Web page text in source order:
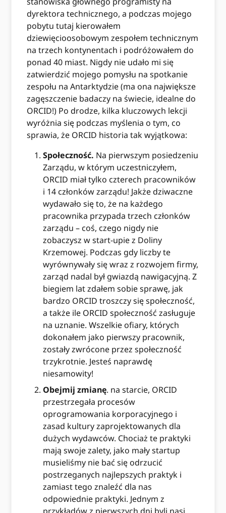
dyrektora technicznego, a podczas mojego
pobytu tutaj kierowałem
dziewięcioosobowym zespołem technicznym
na trzech kontynentach i podróżowałem do
ponad 40 miast. Nigdy nie udało mi się
zatwierdzić mojego pomysłu na spotkanie
zespołu na Antarktydzie (ma ona największe
zagęszczenie badaczy na świecie, idealne do
ORCID!) Po drodze, kilka kluczowych lekcji
wyróżnia się podczas myślenia o tym, co
sprawia, że ORCID historia tak wyjątkowa:
Społeczność. Na pierwszym posiedzeniu
Zarządu, w którym uczestniczyłem,
ORCID miał tylko czterech pracowników
i 14 członków zarządu! Jakże dziwaczne
wydawało się to, że na każdego
pracownika przypada trzech członków
zarządu – coś, czego nigdy nie
zobaczysz w start-upie z Doliny
Krzemowej. Podczas gdy liczby te
wyrównywały się wraz z rozwojem firmy,
zarząd nadal był gwiazdą nawigacyjną. Z
biegiem lat zdałem sobie sprawę, jak
bardzo ORCID troszczy się społeczność,
a także ile ORCID społeczność zasługuje
na uznanie. Wszelkie ofiary, których
dokonałem jako pierwszy pracownik,
zostały zwrócone przez społeczność
trzykrotnie. Jesteś naprawdę
niesamowity!
Obejmij zmianę. na starcie, ORCID
przestrzegała procesów
oprogramowania korporacyjnego i
zasad kultury zaprojektowanych dla
dużych wydawców. Chociaż te praktyki
mają swoje zalety, jako mały startup
musieliśmy nie bać się odrzucić
postrzeganych najlepszych praktyk i
zamiast tego znaleźć dla nas
odpowiednie praktyki. Jednym z